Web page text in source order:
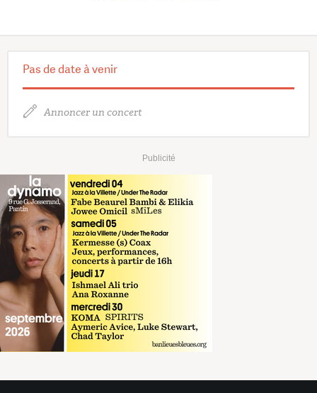
Pas de date à venir
Annoncer un concert
Publicité